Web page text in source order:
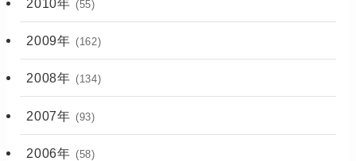
2010年 (55)
2009年 (162)
2008年 (134)
2007年 (93)
2006年 (58)